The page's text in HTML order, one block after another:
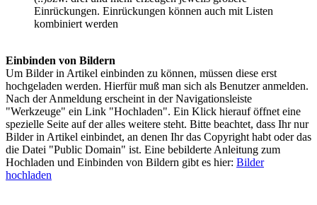
Einrückungen. Einrückungen können auch mit Listen
kombiniert werden
Einbinden von Bildern
Um Bilder in Artikel einbinden zu können, müssen diese erst
hochgeladen werden. Hierfür muß man sich als Benutzer anmelden.
Nach der Anmeldung erscheint in der Navigationsleiste
"Werkzeuge" ein Link "Hochladen". Ein Klick hierauf öffnet eine
spezielle Seite auf der alles weitere steht. Bitte beachtet, dass Ihr nur
Bilder in Artikel einbindet, an denen Ihr das Copyright habt oder das
die Datei "Public Domain" ist. Eine bebilderte Anleitung zum
Hochladen und Einbinden von Bildern gibt es hier: Bilder
hochladen